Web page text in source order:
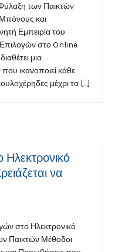
των Παικτών
και
Εμπειρία του
Επιλογών στο Online
μια
ικανοποιεί κάθε
μέχρι τα […]
να
στο Ηλεκτρονικό
Παικτών Μέθοδοι